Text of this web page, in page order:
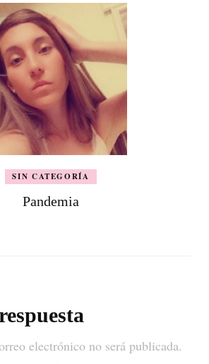
SIN CATEGORÍA
Pandemia
electrónico no será publicada.